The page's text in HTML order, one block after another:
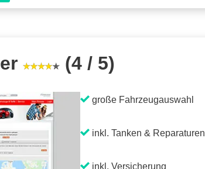
(4 / 5)
große Fahrzeugauswahl
inkl. Tanken & Reparaturen
inkl. Versicherung